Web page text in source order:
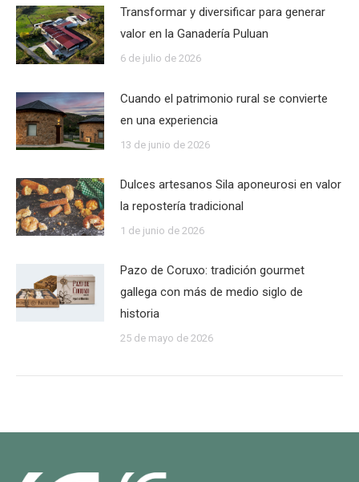
Transformar y diversificar para generar
valor en la Ganadería Puluan
6 de julio de 2026
Cuando el patrimonio rural se convierte
en una experiencia
13 de junio de 2026
Dulces artesanos Sila aponeurosi en valor
la repostería tradicional
1 de junio de 2026
Pazo de Coruxo: tradición gourmet
gallega con más de medio siglo de
historia
25 de mayo de 2026